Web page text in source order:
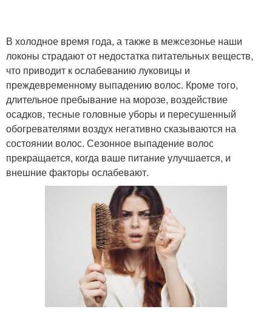
В холодное время года, а также в межсезонье наши
локоны страдают от недостатка питательных веществ,
что приводит к ослабеванию луковицы и
преждевременному выпадению волос. Кроме того,
длительное пребывание на морозе, воздействие
осадков, тесные головные уборы и пересушенный
обогревателями воздух негативно сказываются на
состоянии волос. Сезонное выпадение волос
прекращается, когда ваше питание улучшается, и
внешние факторы ослабевают.